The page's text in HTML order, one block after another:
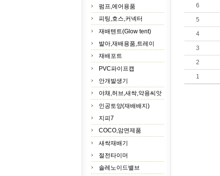
펌프,에어용품
피팅,호스,커넥터
재배텐트(Glow tent)
발아,재배용품,트레이
재배포트
PVC파이프캡
안개발생기
야채,허브,새싹,약용씨앗
인공토양(재배배지)
지피7
COCO,암면제품
새싹재배기
절전타이머
솔레노이드밸브
6
5
4
3
2
1